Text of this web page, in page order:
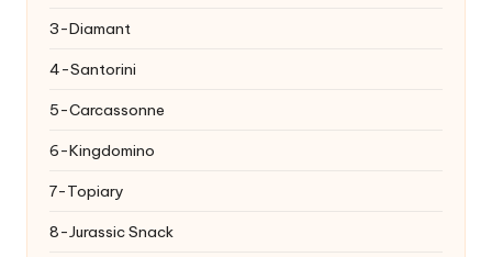
3-Diamant
4-Santorini
5-Carcassonne
6-Kingdomino
7-Topiary
8-Jurassic Snack